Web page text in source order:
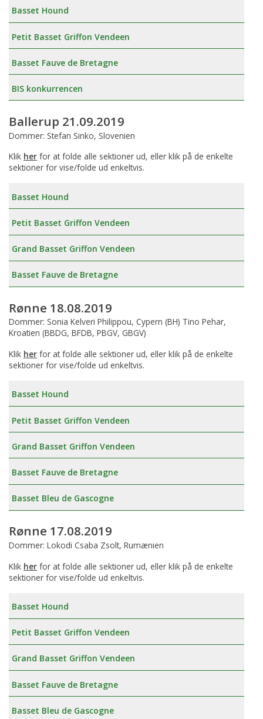
Basset Hound
Petit Basset Griffon Vendeen
Basset Fauve de Bretagne
BIS konkurrencen
Ballerup 21.09.2019
Dommer: Stefan Sinko, Slovenien
Klik her for at folde alle sektioner ud, eller klik på de enkelte
sektioner for vise/folde ud enkeltvis.
Basset Hound
Petit Basset Griffon Vendeen
Grand Basset Griffon Vendeen
Basset Fauve de Bretagne
Rønne 18.08.2019
Dommer: Sonia Kelveri Philippou, Cypern (BH) Tino Pehar,
Kroatien (BBDG, BFDB, PBGV, GBGV)
Klik her for at folde alle sektioner ud, eller klik på de enkelte
sektioner for vise/folde ud enkeltvis.
Basset Hound
Petit Basset Griffon Vendeen
Grand Basset Griffon Vendeen
Basset Fauve de Bretagne
Basset Bleu de Gascogne
Rønne 17.08.2019
Dommer: Lokodi Csaba Zsolt, Rumænien
Klik her for at folde alle sektioner ud, eller klik på de enkelte
sektioner for vise/folde ud enkeltvis.
Basset Hound
Petit Basset Griffon Vendeen
Grand Basset Griffon Vendeen
Basset Fauve de Bretagne
Basset Bleu de Gascogne